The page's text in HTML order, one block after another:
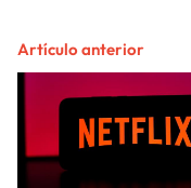
Artículo anterior